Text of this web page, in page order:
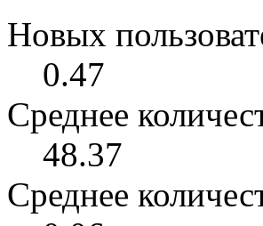
Новых
0.47
Среднее
48.37
Среднее